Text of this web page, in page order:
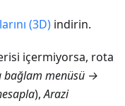
(3D) indirin.
içermiyorsa, rota
bağlam menüsü →
),Arazi